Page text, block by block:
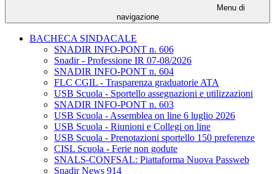
Menu di
navigazione
BACHECA SINDACALE
SNADIR INFO-PONT n. 606
Snadir - Professione IR 07-08/2026
SNADIR INFO-PONT n. 604
FLC CGIL - Trasparenza graduatorie ATA
USB Scuola - Sportello assegnazioni e utilizzazioni
SNADIR INFO-PONT n. 603
USB Scuola - Assemblea on line 6 luglio 2026
USB Scuola - Riunioni e Collegi on line
USB Scuola - Prenotazioni sportello 150 preferenze
CISL Scuola - Ferie non godute
SNALS-CONFSAL: Piattaforma Nuova Passweb
Snadir News 914